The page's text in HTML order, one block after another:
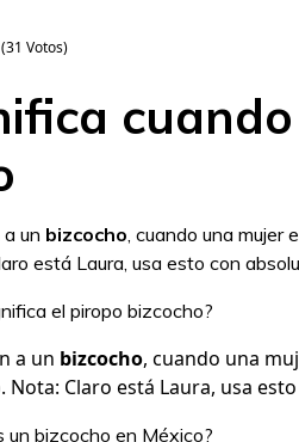
(31 Votos)
un bizcocho, cuando una mujer
está Laura, usa esto con
el piropo bizcocho?
a un bizcocho, cuando una
Nota: Claro está Laura, usa
un bizcocho en México?